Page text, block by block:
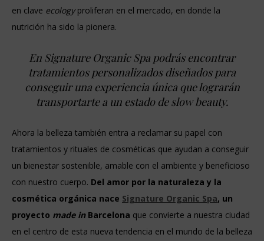
en clave ecologyproliferan en el mercado, en donde la
nutrición ha sido la pionera.
En Signature Organic Spa podrás encontrar
tratamientos personalizados diseñados para
conseguir una experiencia única que lograrán
transportarte a un estado de slow beauty.
Ahora la belleza también entra a reclamar su papel con
tratamientos y rituales de cosméticas que ayudan a conseguir
un bienestar sostenible, amable con el ambiente y beneficioso
con nuestro cuerpo. Del amor por la naturaleza y la
cosmética orgánica nace Signature Organic Spa, un
proyecto made in Barcelona que convierte a nuestra ciudad
en el centro de esta nueva tendencia en el mundo de la belleza